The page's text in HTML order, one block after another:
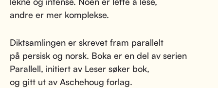
andre er mer komplekse.
Diktsamlingen er skrevet fram parallelt
på persisk og norsk. Boka er en del av serien
Parallell, initiert av Leser søker bok,
og gitt ut av Aschehoug forlag.